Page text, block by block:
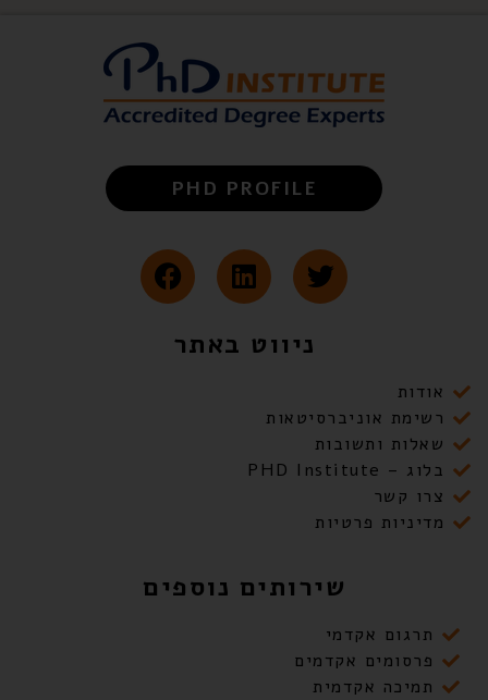
PHD PROFILE
ניווט באתר
אודות
רשימת אוניברסיטאות
שאלות ותשובות
בלוג – PHD Institute
צרו קשר
מדיניות פרטיות
שירותים נוספים
תרגום אקדמי
פרסומים אקדמים
תמיכה אקדמית